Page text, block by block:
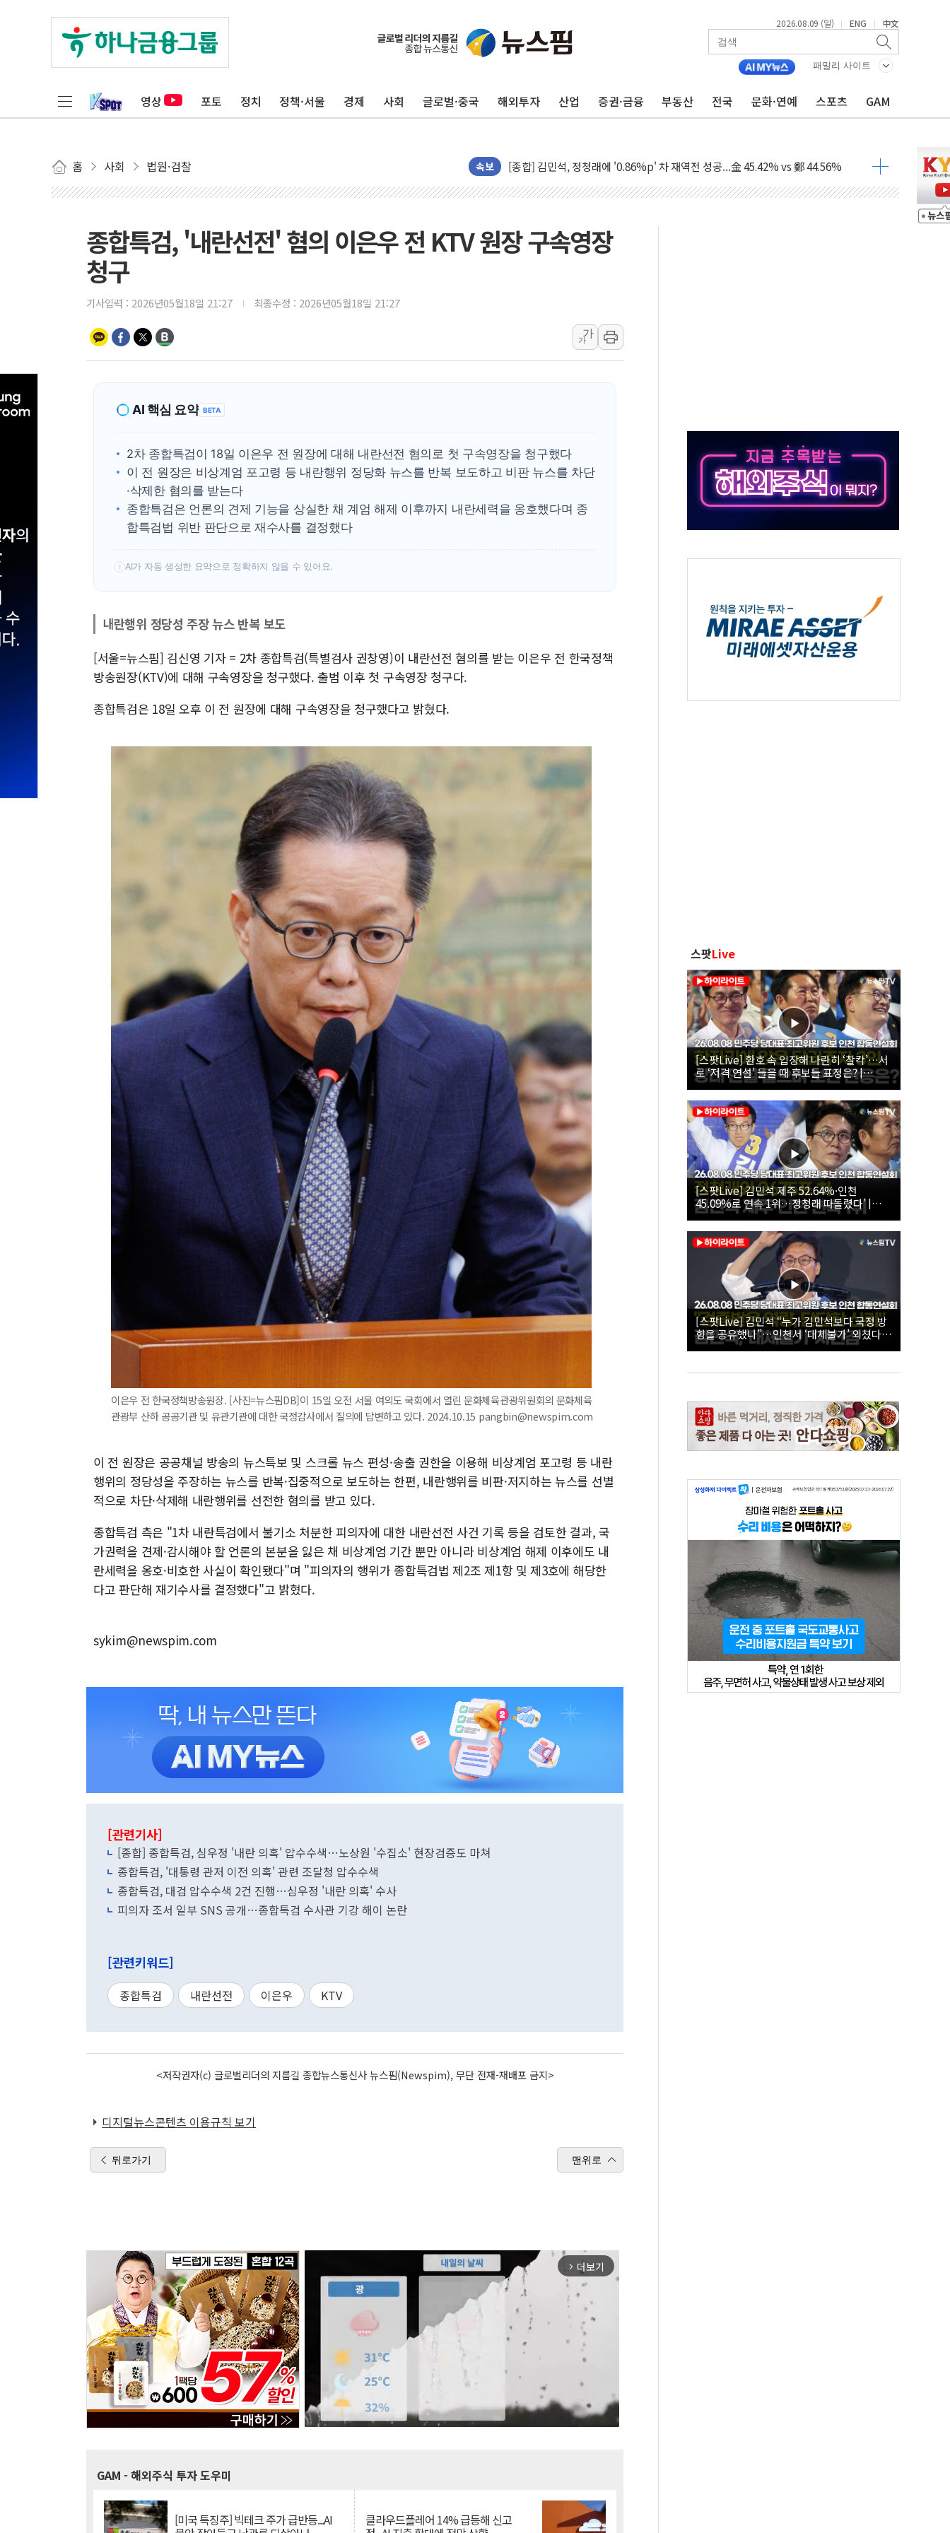
2026.08.09 (일) | ENG | 中文
패밀리 사이트
영상 포토 정치 정책·서울 경제 사회 글로벌·중국 해외투자 산업 증권·금융 부동산 전국 문화·연예 스포츠 GAM
홈 사회 법원·검찰 속보
포항시 재난예산 40억 긴급 투입…고수온 양식장 복구·지원 '총력'
울진·영덕 '호우특보'-포항 '산사태 주의보'...경북도, 호우 피해·통제구간 없어
인천 합동연설회 나선 송영길·정청래·김민석 당대표 후보
김민석, 2주차 제주·인천 경선서 정청래에 승리...47.75% vs 42.08%
[속보] 민주, 제주·인천 경선 결과 발표...김민석 47.75% 정청래 42.08%
[속보] 민주, 인천 경선 결과 발표...김민석 45.09% 정청래 43.27% 송영길 11.63%
강릉·동해·삼척 시간당 최대 50㎜ 폭우…강원 동해안 강한 비 이어져
폐기물 수거하다 참변…60대 환경미화원 수거차에 치여 사망
추미애, '위안부' 피해자 기림의 날 참석..."국제적 시민 연대로 목소리 내야"
인천 선재도 갯벌서 해루질 중 실종 60대 나흘만에 숨진 채 발견
인천서 말다툼 중 어머니 흉기 살해 10대 아들 체포
'화합' 꺼낸 김민석에 '뻔뻔' 받아친 정청래…제주 연설서 신경전 고조
종합특검, '내란선전' 혐의 이은우 전 KTV 원장 구속영장
청구
기사입력 : 2026년05월18일 21:27 최종수정 : 2026년05월18일 21:27
가
가
AI 핵심 요약 BETA
2차 종합특검이 18일 이은우 전 원장에 대해 내란선전 혐의로 첫 구속영장을 청구했다
이 전 원장은 비상계엄 포고령 등 내란행위 정당화 뉴스를 반복 보도하고 비판 뉴스를 차단
·삭제한 혐의를 받는다
종합특검은 언론의 견제 기능을 상실한 채 계엄 해제 이후까지 내란세력을 옹호했다며 종
합특검법 위반 판단으로 재수사를 결정했다
! AI가 자동 생성한 요약으로 정확하지 않을 수 있어요.
내란행위 정당성 주장 뉴스 반복 보도
[서울=뉴스핌] 김신영 기자 = 2차 종합특검(특별검사 권창영)이 내란선전 혐의를 받는 이은우 전 한국정책
방송원장(KTV)에 대해 구속영장을 청구했다. 출범 이후 첫 구속영장 청구다.
종합특검은 18일 오후 이 전 원장에 대해 구속영장을 청구했다고 밝혔다.
이은우 전 한국정책방송원장. [사진=뉴스핌DB]이 15일 오전 서울 여의도 국회에서 열린 문화체육관광위원회의 문화체육
관광부 산하 공공기관 및 유관기관에 대한 국정감사에서 질의에 답변하고 있다. 2024.10.15 pangbin@newspim.com
이 전 원장은 공공채널 방송의 뉴스특보 및 스크롤 뉴스 편성·송출 권한을 이용해 비상계엄 포고령 등 내란
행위의 정당성을 주장하는 뉴스를 반복·집중적으로 보도하는 한편, 내란행위를 비판·저지하는 뉴스를 선별
적으로 차단·삭제해 내란행위를 선전한 혐의를 받고 있다.
종합특검 측은 "1차 내란특검에서 불기소 처분한 피의자에 대한 내란선전 사건 기록 등을 검토한 결과, 국
가권력을 견제·감시해야 할 언론의 본분을 잃은 채 비상계엄 기간 뿐만 아니라 비상계엄 해제 이후에도 내
란세력을 옹호·비호한 사실이 확인됐다"며 "피의자의 행위가 종합특검법 제2조 제1항 및 제3호에 해당한
다고 판단해 재기수사를 결정했다"고 밝혔다.
sykim@newspim.com
[관련기사]
[종합] 종합특검, 심우정 '내란 의혹' 압수수색…노상원 '수집소' 현장검증도 마쳐
종합특검, '대통령 관저 이전 의혹' 관련 조달청 압수수색
종합특검, 대검 압수수색 2건 진행…심우정 '내란 의혹' 수사
피의자 조서 일부 SNS 공개…종합특검 수사관 기강 해이 논란
[관련키워드]
종합특검 내란선전 이은우 KTV
<저작권자(c) 글로벌리더의 지름길 종합뉴스통신사 뉴스핌(Newspim), 무단 전재-재배포 금지>
디지털뉴스콘텐츠 이용규칙 보기
뒤로가기 맨위로
arrow_forward_ios 더보기
GAM - 해외주식 투자 도우미
[미국 특징주] 빅테크 주가 급반등...AI 클라우드플레어 14% 급등해 신고
스팟Live
[스팟Live] 환호 속 입장해 나란히 ‘찰칵’…서
로 ‘저격 연설’ 들을 때 후보들 표정은? |
26.08.08 더불어민주당 당대표·최고위원 후
보 인천 합동연설회
[스팟Live] 김민석 제주 52.64%·인천
45.09%로 연속 1위…정청래 따돌렸다’ |
26.08.08 더불어민주당 당대표·최고위원 후
보 인천 합동연설회
[스팟Live] 김민석 “누가 김민석보다 국정 방
향을 공유했나”…인천서 ‘대체불가’ 외쳤다 |
26.08.08 더불어민주당 당대표·최고위원 후